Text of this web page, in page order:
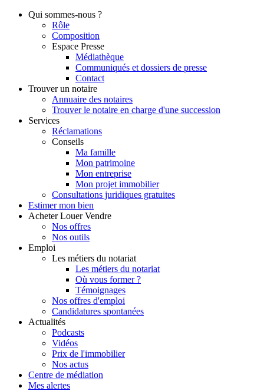
Qui sommes-nous ?
Rôle
Composition
Espace Presse
Médiathèque
Communiqués et dossiers de presse
Contact
Trouver un notaire
Annuaire des notaires
Trouver le notaire en charge d'une succession
Services
Réclamations
Conseils
Ma famille
Mon patrimoine
Mon entreprise
Mon projet immobilier
Consultations juridiques gratuites
Estimer mon bien
Acheter Louer Vendre
Nos offres
Nos outils
Emploi
Les métiers du notariat
Les métiers du notariat
Où vous former ?
Témoignages
Nos offres d'emploi
Candidatures spontanées
Actualités
Podcasts
Vidéos
Prix de l'immobilier
Nos actus
Centre de médiation
Mes alertes